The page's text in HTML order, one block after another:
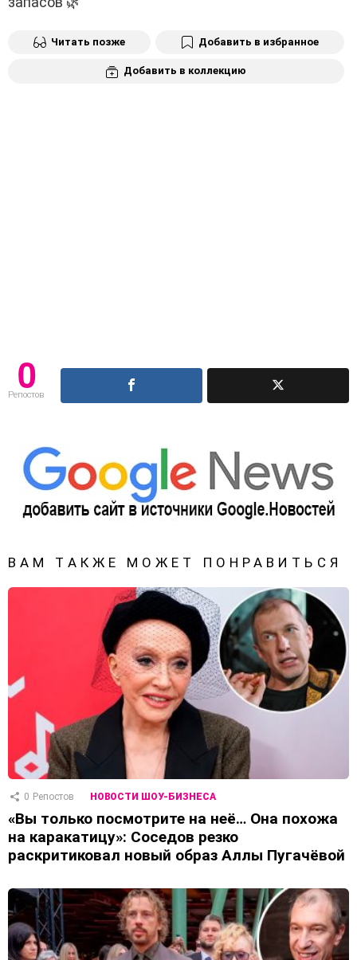
Читать позже Добавить в избранное
Добавить в коллекцию
0
Репостов
ВАМ ТАКЖЕ МОЖЕТ ПОНРАВИТЬСЯ
0 Репостов НОВОСТИ ШОУ-БИЗНЕСА
«Вы только посмотрите на неё… Она похожа
на каракатицу»: Соседов резко
раскритиковал новый образ Аллы Пугачёвой